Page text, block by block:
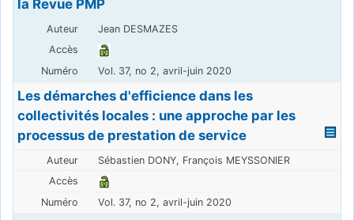
la Revue PMP
Jean DESMAZES
Vol. 37, no 2, avril-juin 2020
Les démarches d'efficience dans les
collectivités locales : une approche par les
processus de prestation de service
Sébastien DONY, François MEYSSONIER
Vol. 37, no 2, avril-juin 2020